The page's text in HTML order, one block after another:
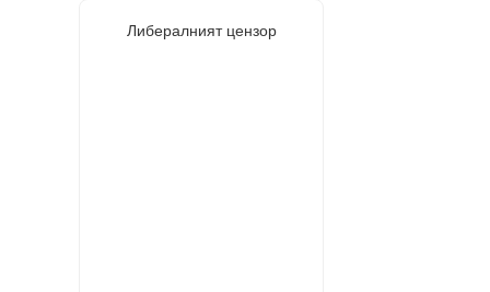
Либералният цензор